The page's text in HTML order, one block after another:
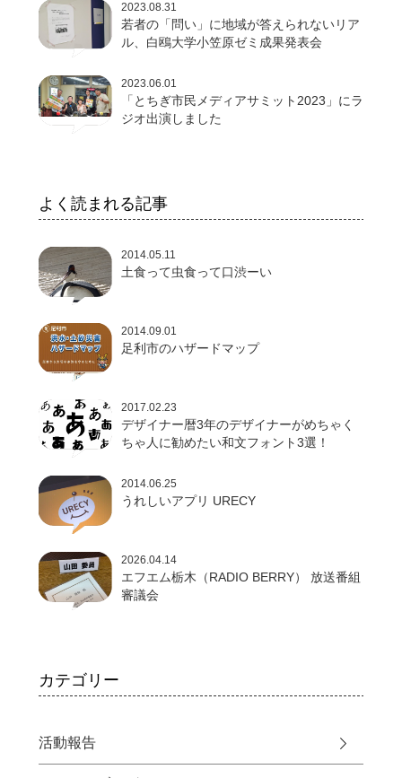
2023.08.31
若者の「問い」に地域が答えられないリア
ル、白鴎大学小笠原ゼミ成果発表会
2023.06.01
「とちぎ市民メディアサミット2023」にラ
ジオ出演しました
よく読まれる記事
2014.05.11
土食って虫食って口渋ーい
2014.09.01
足利市のハザードマップ
2017.02.23
デザイナー暦3年のデザイナーがめちゃく
ちゃ人に勧めたい和文フォント3選！
2014.06.25
うれしいアプリ URECY
2026.04.14
エフエム栃木（RADIO BERRY） 放送番組
審議会
カテゴリー
活動報告